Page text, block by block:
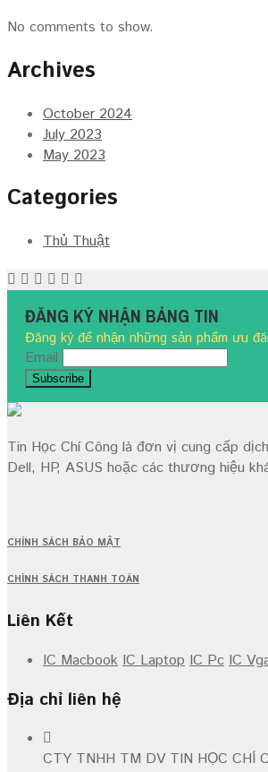
No comments to show.
Archives
October 2024
July 2023
May 2023
Categories
Thủ Thuật
ĐĂNG KÝ NHẬN BẢNG TIN
Đăng ký để nhận những sản phẩm ưu
Email
Tin Học Chí Công là đơn vị cung cấp
Dell, HP, ASUS hoặc các thương hiệu
CHÍNH SÁCH BẢO MẬT
CHÍNH SÁCH THANH TOÁN
Liên Kết
IC Macbook IC Laptop IC Pc IC
Địa chỉ liên hệ
CTY TNHH TM DV TIN HỌC CHÍ